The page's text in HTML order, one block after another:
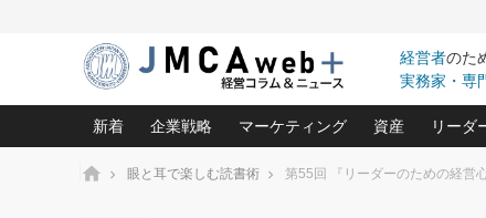
経営者のた
実務家・専
新着 企業戦略 マーケティング 資産 リーダ
ホーム 眼と耳で楽しむ読書術 第55回 『リーダーのための経営